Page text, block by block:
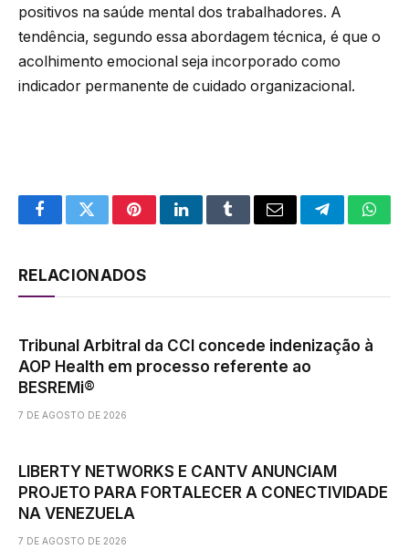
positivos na saúde mental dos trabalhadores. A
tendência, segundo essa abordagem técnica, é que o
acolhimento emocional seja incorporado como
indicador permanente de cuidado organizacional.
FacebookTwitterPinterestLinkedInTumblrEmail Telegram
RELACIONADOS
Tribunal Arbitral da CCI concede indenização à
AOP Health em processo referente ao
BESREMi®
7 DE AGOSTO DE 2026
LIBERTY NETWORKS E CANTV ANUNCIAM
PROJETO PARA FORTALECER A CONECTIVIDADE
NA VENEZUELA
7 DE AGOSTO DE 2026